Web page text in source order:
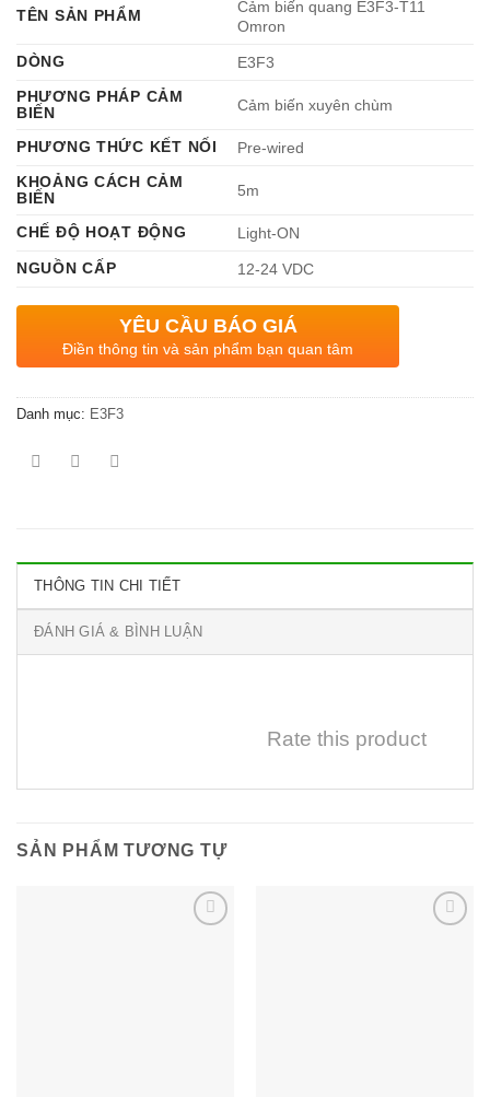
TÊN SẢN PHẨM
Cảm biến quang E3F3-T11
Omron
DÒNG
E3F3
PHƯƠNG PHÁP CẢM
BIẾN
Cảm biến xuyên chùm
PHƯƠNG THỨC KẾT NỐI
Pre-wired
KHOẢNG CÁCH CẢM
BIẾN
5m
CHẾ ĐỘ HOẠT ĐỘNG
Light-ON
NGUỒN CẤP
12-24 VDC
YÊU CẦU BÁO GIÁ
Điền thông tin và sản phẩm bạn quan tâm
Danh mục: E3F3
THÔNG TIN CHI TIẾT
ĐÁNH GIÁ & BÌNH LUẬN
Rate this product
SẢN PHẨM TƯƠNG TỰ